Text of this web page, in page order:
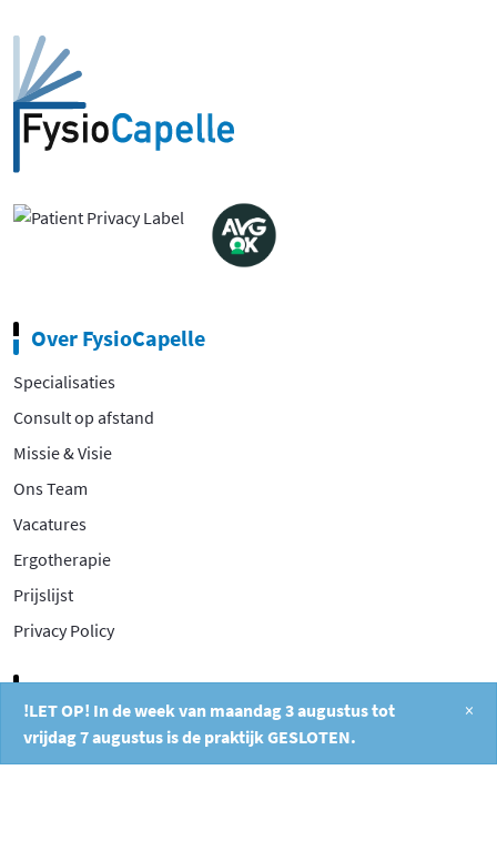
!LET OP! In de week van maandag 3 augustus tot
vrijdag 7 augustus is de praktijk GESLOTEN.
×
Over FysioCapelle
Specialisaties
Consult op afstand
Missie & Visie
Ons Team
Vacatures
Ergotherapie
Prijslijst
Privacy Policy
Contact
Filosofentuin 2A
2908 XB Capelle aan den IJssel